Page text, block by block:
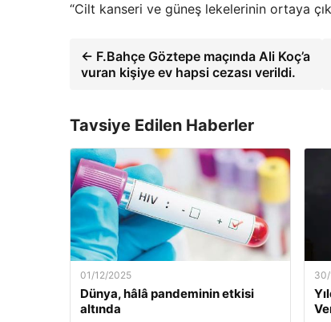
“Cilt kanseri ve güneş lekelerinin ortaya
← F.Bahçe Göztepe maçında Ali Koç’a
vuran kişiye ev hapsi cezası verildi.
Tavsiye Edilen Haberler
01/12/2025
Dünya, hâlâ pandeminin etkisi
altında